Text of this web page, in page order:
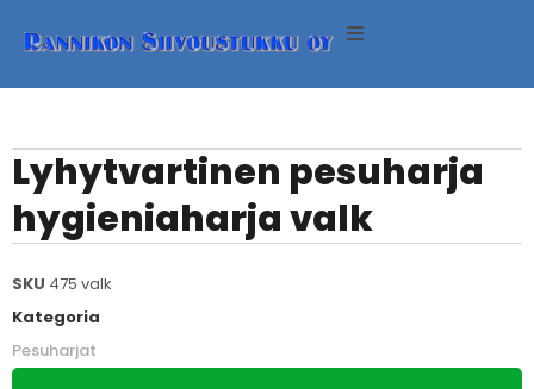
Lyhytvartinen pesuharja
hygieniaharja valk
SKU 475 valk
Kategoria
Pesuharjat